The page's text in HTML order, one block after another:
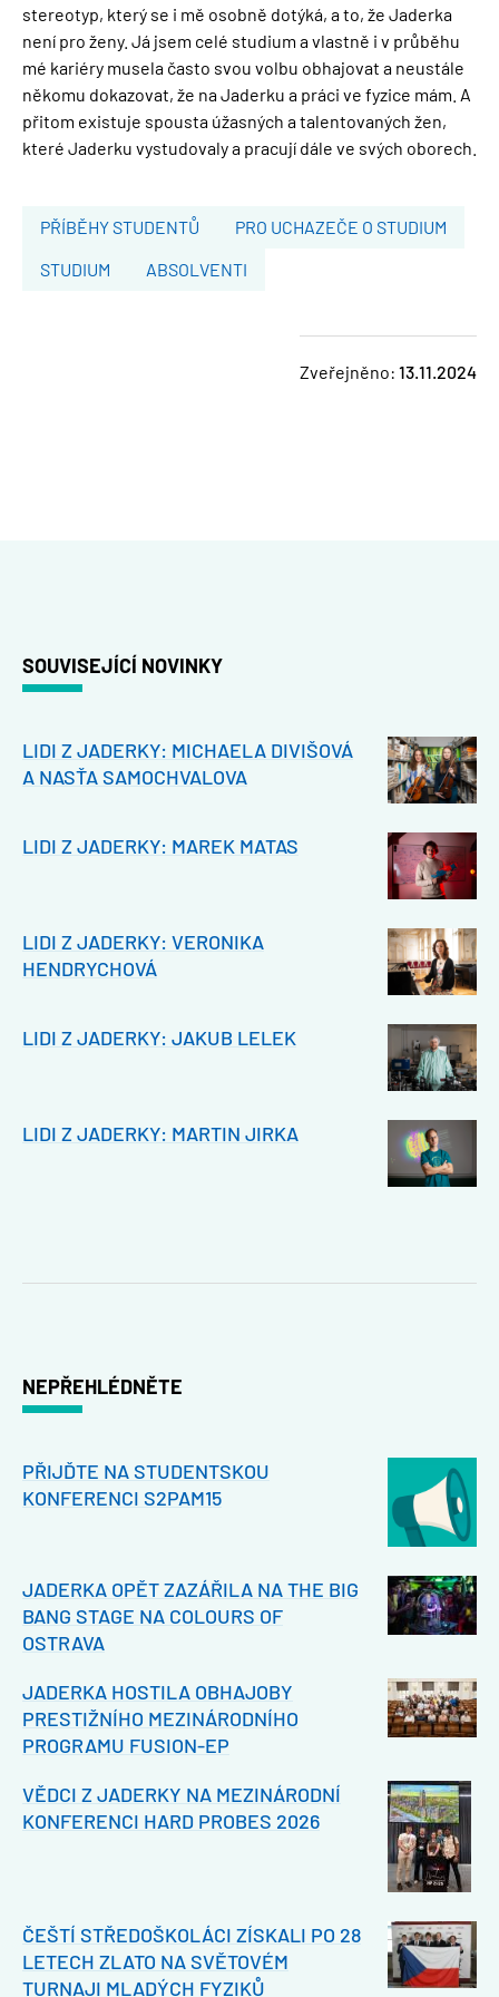
stereotyp, který se i mě osobně dotýká, a to, že Jaderka
není pro ženy. Já jsem celé studium a vlastně i v průběhu
mé kariéry musela často svou volbu obhajovat a neustále
někomu dokazovat, že na Jaderku a práci ve fyzice mám. A
přitom existuje spousta úžasných a talentovaných žen,
které Jaderku vystudovaly a pracují dále ve svých oborech.
PŘÍBĚHY STUDENTŮ PRO UCHAZEČE O STUDIUM
STUDIUM ABSOLVENTI
Zveřejněno: 13.11.2024
SOUVISEJÍCÍ NOVINKY
LIDI Z JADERKY: MICHAELA DIVIŠOVÁ
A NASŤA SAMOCHVALOVA
LIDI Z JADERKY: MAREK MATAS
LIDI Z JADERKY: VERONIKA
HENDRYCHOVÁ
LIDI Z JADERKY: JAKUB LELEK
LIDI Z JADERKY: MARTIN JIRKA
NEPŘEHLÉDNĚTE
PŘIJĎTE NA STUDENTSKOU
KONFERENCI S2PAM15
JADERKA OPĚT ZAZÁŘILA NA THE BIG
BANG STAGE NA COLOURS OF
OSTRAVA
JADERKA HOSTILA OBHAJOBY
PRESTIŽNÍHO MEZINÁRODNÍHO
PROGRAMU FUSION-EP
VĚDCI Z JADERKY NA MEZINÁRODNÍ
KONFERENCI HARD PROBES 2026
ČEŠTÍ STŘEDOŠKOLÁCI ZÍSKALI PO 28
LETECH ZLATO NA SVĚTOVÉM
TURNAJI MLADÝCH FYZIKŮ